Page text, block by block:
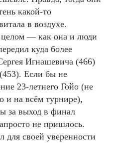
какой-то
в воздухе.
целом — как она и люди
куда более
Игнашевича (466)
Если бы не
23-летнего Гойо (не
и на всём турнире),
за выход в финал
не пришлось.
для своей уверенности